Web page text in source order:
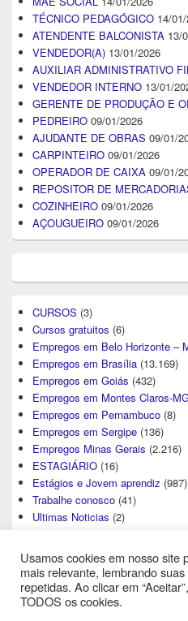
TÉCNICO PEDAGÓGICO 14/
ATENDENTE BALCONISTA 13/
VENDEDOR(A) 13/01/2026
AUXILIAR ADMINISTRATIVO
VENDEDOR INTERNO 13/01/
GERENTE DE PRODUÇÃO E
PEDREIRO 09/01/2026
AJUDANTE DE OBRAS 09/01/
CARPINTEIRO 09/01/2026
OPERADOR DE CAIXA 09/01/
REPOSITOR DE
COZINHEIRO 09/01/2026
AÇOUGUEIRO 09/01/2026
CURSOS (3)
Cursos gratuitos (6)
Empregos em Belo Horizonte –
Empregos em Brasília (13.169)
Empregos em Goiás (432)
Empregos em Montes Claros-
Empregos em Pernambuco (8)
Empregos em Sergipe (136)
Empregos Minas Gerais (2.216)
ESTAGIÁRIO (16)
Estágios e Jovem aprendiz (987)
Trabalhe conosco (41)
Ultimas Noticias (2)
Usamos cookies em nosso site
mais relevante, lembrando
repetidas. Ao clicar em
TODOS os cookies.